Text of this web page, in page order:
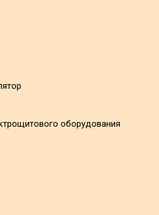
оборудования